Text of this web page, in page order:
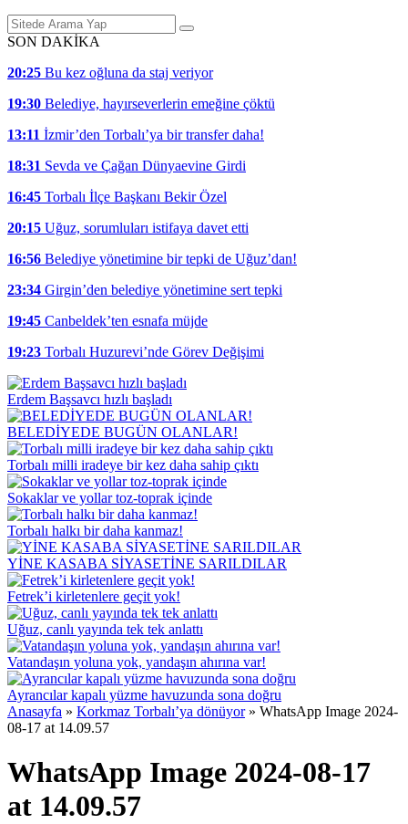
SON DAKİKA
20:25 Bu kez oğluna da staj veriyor
19:30 Belediye, hayırseverlerin emeğine çöktü
13:11 İzmir’den Torbalı’ya bir transfer daha!
18:31 Sevda ve Çağan Dünyaevine Girdi
16:45 Torbalı İlçe Başkanı Bekir Özel
20:15 Uğuz, sorumluları istifaya davet etti
16:56 Belediye yönetimine bir tepki de Uğuz’dan!
23:34 Girgin’den belediye yönetimine sert tepki
19:45 Canbeldek’ten esnafa müjde
19:23 Torbalı Huzurevi’nde Görev Değişimi
Erdem Başsavcı hızlı başladı
BELEDİYEDE BUGÜN OLANLAR!
Torbalı milli iradeye bir kez daha sahip çıktı
Sokaklar ve yollar toz-toprak içinde
Torbalı halkı bir daha kanmaz!
YİNE KASABA SİYASETİNE SARILDILAR
Fetrek’i kirletenlere geçit yok!
Uğuz, canlı yayında tek tek anlattı
Vatandaşın yoluna yok, yandaşın ahırına var!
Ayrancılar kapalı yüzme havuzunda sona doğru
Anasayfa » Korkmaz Torbalı’ya dönüyor » WhatsApp Image 2024-
08-17 at 14.09.57
WhatsApp Image 2024-08-17
at 14.09.57